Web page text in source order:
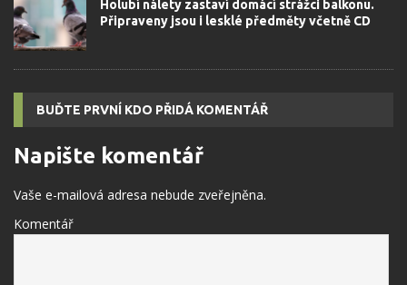
Holubí nálety zastaví domácí strážci balkonu.
Připraveny jsou i lesklé předměty včetně CD
BUĎTE PRVNÍ KDO PŘIDÁ KOMENTÁŘ
Napište komentář
Vaše e-mailová adresa nebude zveřejněna.
Komentář